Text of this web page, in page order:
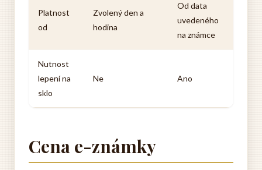
Platnost
od
Zvolený den a
hodina
Od data
uvedeného
na známce
Nutnost
lepení na
sklo
Ne Ano
Cena e-známky